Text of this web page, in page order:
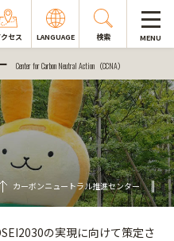
セス LANGUAGE 検索 MENU
Center for Carbon Neutral Action（CCNA）
カーボンニュートラル推進センター
の実現に向けて策定さ